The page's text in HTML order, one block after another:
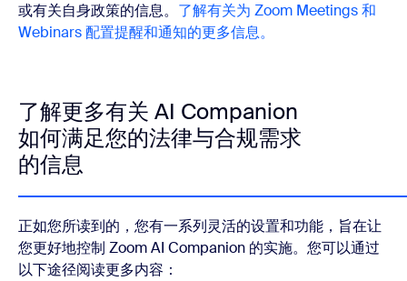
或有关自身政策的信息。 了解有关为 Zoom Meetings 和
Webinars 配置提醒和通知的更多信息。
了解更多有关 AI Companion
如何满足您的法律与合规需求
的信息
正如您所读到的，您有一系列灵活的设置和功能，旨在让
您更好地控制 Zoom AI Companion 的实施。您可以通过
以下途径阅读更多内容：